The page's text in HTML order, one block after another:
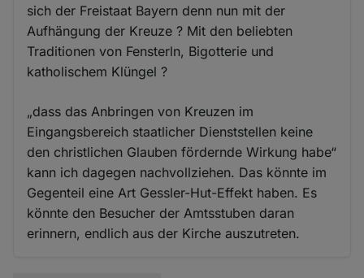
sich der Freistaat Bayern denn nun mit der
Aufhängung der Kreuze ? Mit den beliebten
Traditionen von Fensterln, Bigotterie und
katholischem Klüngel ?
„dass das Anbringen von Kreuzen im
Eingangsbereich staatlicher Dienststellen keine
den christlichen Glauben fördernde Wirkung habe“
kann ich dagegen nachvollziehen. Das könnte im
Gegenteil eine Art Gessler-Hut-Effekt haben. Es
könnte den Besucher der Amtsstuben daran
erinnern, endlich aus der Kirche auszutreten.